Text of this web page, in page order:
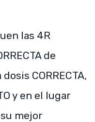
las 4R
de
CORRECTA,
y en el lugar
su mejor